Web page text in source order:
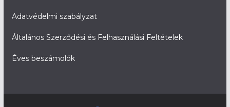
Adatvédelmi szabályzat
Általános Szerződési és Felhasználási Feltételek
Éves beszámolók